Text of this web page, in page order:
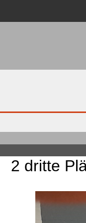
2 dritte
Nachwuchs